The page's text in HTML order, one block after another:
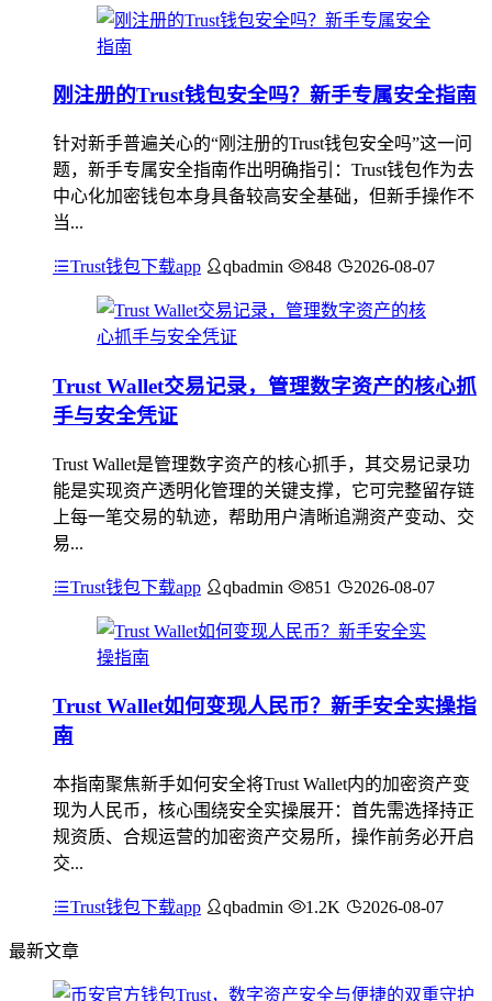
刚注册的Trust钱包安全吗？新手专属安全指南
针对新手普遍关心的“刚注册的Trust钱包安全吗”这一问
题，新手专属安全指南作出明确指引：Trust钱包作为去
中心化加密钱包本身具备较高安全基础，但新手操作不
当...
Trust钱包下载app qbadmin 848 2026-08-07
Trust Wallet交易记录，管理数字资产的核心抓
手与安全凭证
Trust Wallet是管理数字资产的核心抓手，其交易记录功
能是实现资产透明化管理的关键支撑，它可完整留存链
上每一笔交易的轨迹，帮助用户清晰追溯资产变动、交
易...
Trust钱包下载app qbadmin 851 2026-08-07
Trust Wallet如何变现人民币？新手安全实操指
南
本指南聚焦新手如何安全将Trust Wallet内的加密资产变
现为人民币，核心围绕安全实操展开：首先需选择持正
规资质、合规运营的加密资产交易所，操作前务必开启
交...
Trust钱包下载app qbadmin 1.2K 2026-08-07
最新文章